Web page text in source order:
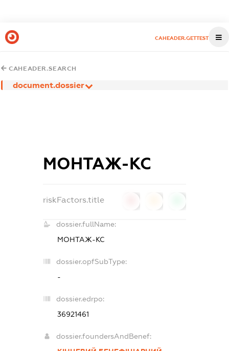
CAHEADER.GETTEST
CAHEADER.SEARCH
document.dossier
МОНТАЖ-КС
riskFactors.title
dossier.fullName:
МОНТАЖ-КС
dossier.opfSubType:
-
dossier.edrpo:
36921461
dossier.foundersAndBenef: